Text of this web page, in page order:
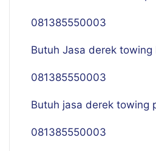
081385550003
Butuh Jasa derek towing
081385550003
Butuh jasa derek towing
081385550003